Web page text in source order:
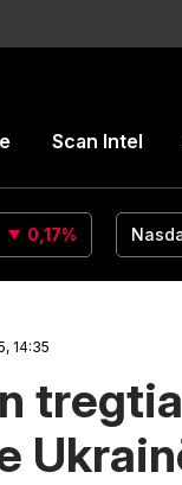
Scan Intel
0,17%
14:35